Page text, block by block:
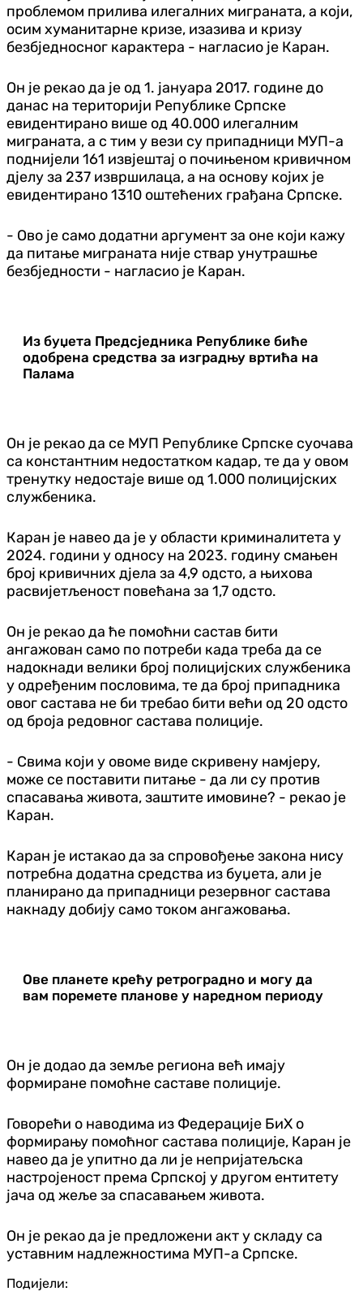
проблемом прилива илегалних миграната, а који,
осим хуманитарне кризе, изазива и кризу
безбједносног карактера - нагласио је Каран.
Он је рекао да је од 1. јануара 2017. године до
данас на територији Републике Српске
евидентирано више од 40.000 илегалним
миграната, а с тим у вези су припадници МУП-а
поднијели 161 извјештај о почињеном кривичном
дјелу за 237 извршилаца, а на основу којих је
евидентирано 1310 оштећених грађана Српске.
- Ово је само додатни аргумент за оне који кажу
да питање миграната није ствар унутрашње
безбједности - нагласио је Каран.
Из буџета Предсједника Републике биће
одобрена средства за изградњу вртића на
Палама
Он је рекао да се МУП Републике Српске суочава
са константним недостатком кадар, те да у овом
тренутку недостаје више од 1.000 полицијских
службеника.
Каран је навео да је у области криминалитета у
2024. години у односу на 2023. годину смањен
број кривичних дјела за 4,9 одсто, а њихова
расвијетљеност повећана за 1,7 одсто.
Он је рекао да ће помоћни састав бити
ангажован само по потреби када треба да се
надокнади велики број полицијских службеника
у одређеним пословима, те да број припадника
овог састава не би требао бити већи од 20 одсто
од броја редовног састава полиције.
- Свима који у овоме виде скривену намјеру,
може се поставити питање - да ли су против
спасавања живота, заштите имовине? - рекао је
Каран.
Каран је истакао да за спровођење закона нису
потребна додатна средства из буџета, али је
планирано да припадници резервног састава
накнаду добију само током ангажовања.
Ове планете крећу ретроградно и могу да
вам поремете планове у наредном периоду
Он је додао да земље региона већ имају
формиране помоћне саставе полиције.
Говорећи о наводима из Федерације БиХ о
формирању помоћног састава полиције, Каран је
навео да је упитно да ли је непријатељска
настројеност према Српској у другом ентитету
јача од жеље за спасавањем живота.
Он је рекао да је предложени акт у складу са
уставним надлежностима МУП-а Српске.
Подијели: